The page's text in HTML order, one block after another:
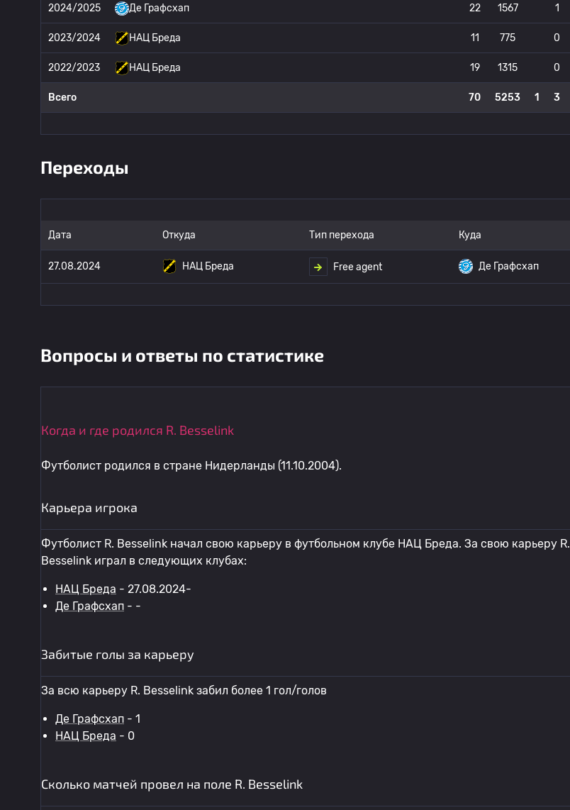
2024/2025 Де Графсхап 22 1567 1
2023/2024 НАЦ Бреда 11 775 0
2022/2023 НАЦ Бреда 19 1315 0
Всего 70 5253 1 3
Переходы
Дата Откуда Тип перехода Куда
27.08.2024 НАЦ Бреда Free agent Де Графсхап
Вопросы и ответы по статистике
Когда и где родился R. Besselink
Футболист родился в стране Нидерланды (11.10.2004).
Карьера игрока
Футболист R. Besselink начал свою карьеру в футбольном клубе НАЦ Бреда. За свою карьеру R.
Besselink играл в следующих клубах:
НАЦ Бреда - 27.08.2024-
Де Графсхап - -
Забитые голы за карьеру
За всю карьеру R. Besselink забил более 1 гол/голов
Де Графсхап - 1
НАЦ Бреда - 0
Сколько матчей провел на поле R. Besselink